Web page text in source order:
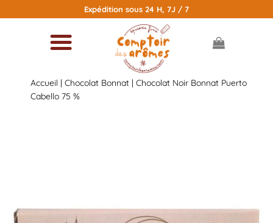
au
Expédition sous 24 H, 7J / 7
Accueil | Chocolat Bonnat | Chocolat Noir Bonnat Puerto
Cabello 75 %